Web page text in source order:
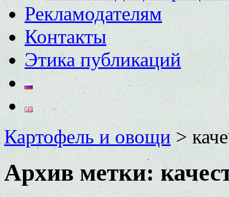
Рекламодателям
Контакты
Этика публикаций
Картофель и овощи>
Архив метки: